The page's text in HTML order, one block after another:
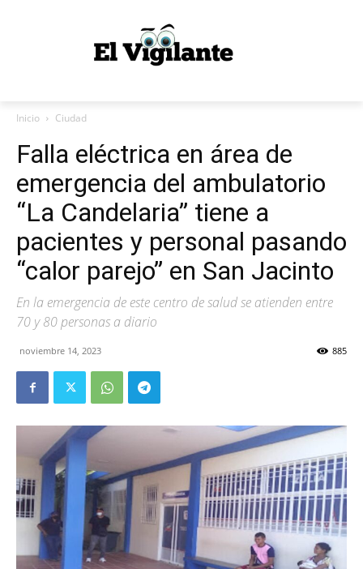
Inicio Ciudad
Falla eléctrica en área de
emergencia del ambulatorio
“La Candelaria” tiene a
pacientes y personal pasando
“calor parejo” en San Jacinto
En la emergencia de este centro de salud se atienden entre
70 y 80 personas a diario
noviembre 14, 2023 885